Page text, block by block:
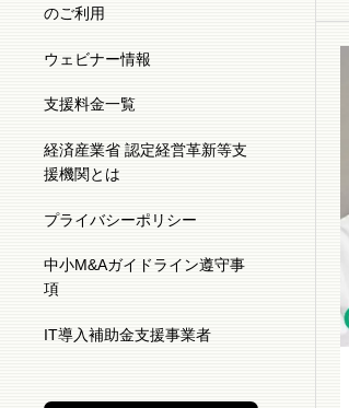
のご利用
ウェビナー情報
支援料金一覧
経済産業省 認定経営革新等支
援機関とは
プライバシーポリシー
中小M&Aガイドライン遵守事
項
IT導入補助金支援事業者